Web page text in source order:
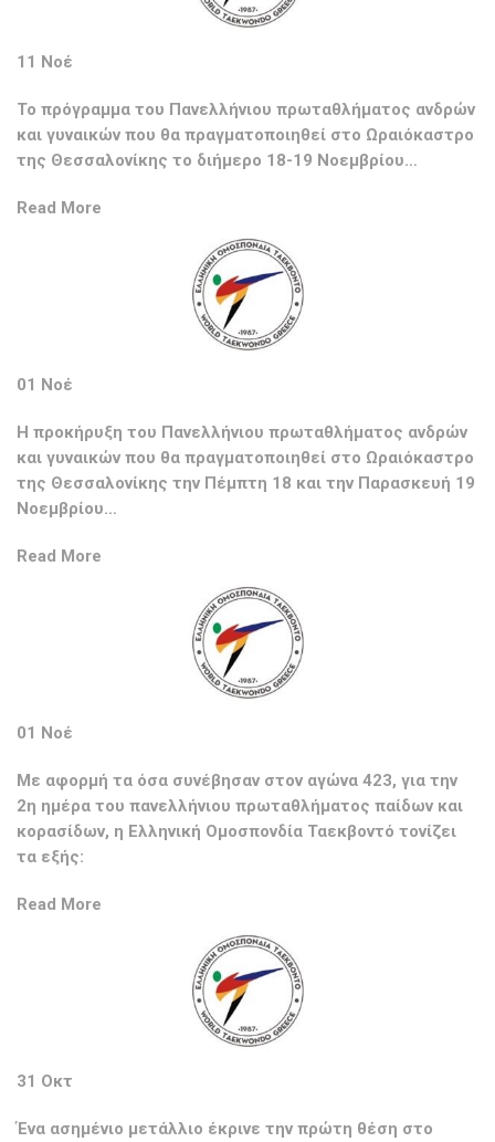
11 Νοέ
Το πρόγραμμα του Πανελλήνιου πρωταθλήματος ανδρών
και γυναικών που θα πραγματοποιηθεί στο Ωραιόκαστρο
της Θεσσαλονίκης το διήμερο 18-19 Νοεμβρίου…
Read More
01 Νοέ
Η προκήρυξη του Πανελλήνιου πρωταθλήματος ανδρών
και γυναικών που θα πραγματοποιηθεί στο Ωραιόκαστρο
της Θεσσαλονίκης την Πέμπτη 18 και την Παρασκευή 19
Νοεμβρίου…
Read More
01 Νοέ
Με αφορμή τα όσα συνέβησαν στον αγώνα 423, για την
2η ημέρα του πανελλήνιου πρωταθλήματος παίδων και
κορασίδων, η Ελληνική Ομοσπονδία Ταεκβοντό τονίζει
τα εξής:
Read More
31 Οκτ
Ένα ασημένιο μετάλλιο έκρινε την πρώτη θέση στο